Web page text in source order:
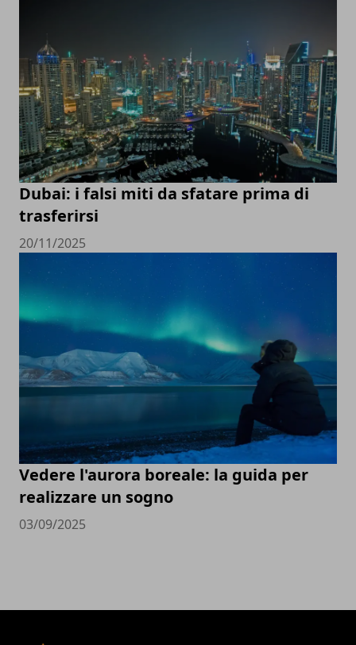
Dubai: i falsi miti da sfatare prima di
trasferirsi
20/11/2025
Vedere l'aurora boreale: la guida per
realizzare un sogno
03/09/2025